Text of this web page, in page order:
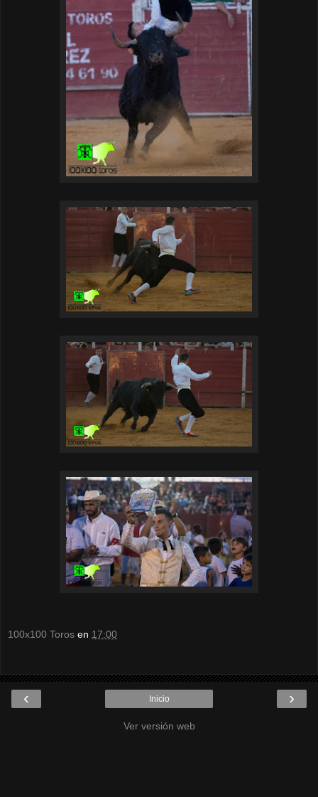
100x100 Toros en 17:00
‹ ›
Inicio
Ver versión web